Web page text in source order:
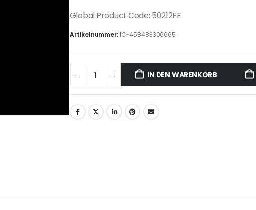
Global Product Code: 50212FF
Artikelnummer: IC-45B483306665
IN DEN WARENKORB